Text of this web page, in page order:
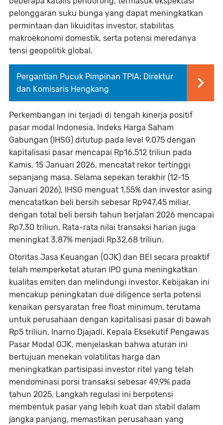
pelonggaran suku bunga yang dapat meningkatkan
permintaan dan likuiditas investor, stabilitas
makroekonomi domestik, serta potensi meredanya
tensi geopolitik global.
Pergantian Pucuk Pimpinan TPIA: Direktur
dan Komisaris Hengkang
Perkembangan ini terjadi di tengah kinerja positif
pasar modal Indonesia. Indeks Harga Saham
Gabungan (IHSG) ditutup pada level 9.075 dengan
kapitalisasi pasar mencapai Rp16.512 triliun pada
Kamis, 15 Januari 2026, mencatat rekor tertinggi
sepanjang masa. Selama sepekan terakhir (12-15
Januari 2026), IHSG menguat 1,55% dan investor asing
mencatatkan beli bersih sebesar Rp947,45 miliar,
dengan total beli bersih tahun berjalan 2026 mencapai
Rp7,30 triliun. Rata-rata nilai transaksi harian juga
meningkat 3,87% menjadi Rp32,68 triliun.
Otoritas Jasa Keuangan (OJK) dan BEI secara proaktif
telah memperketat aturan IPO guna meningkatkan
kualitas emiten dan melindungi investor. Kebijakan ini
mencakup peningkatan due diligence serta potensi
kenaikan persyaratan free float minimum, terutama
untuk perusahaan dengan kapitalisasi pasar di bawah
Rp5 triliun. Inarno Djajadi, Kepala Eksekutif Pengawas
Pasar Modal OJK, menjelaskan bahwa aturan ini
bertujuan menekan volatilitas harga dan
meningkatkan partisipasi investor ritel yang telah
mendominasi porsi transaksi sebesar 49,9% pada
tahun 2025. Langkah regulasi ini berpotensi
membentuk pasar yang lebih kuat dan stabil dalam
jangka panjang, memastikan perusahaan yang